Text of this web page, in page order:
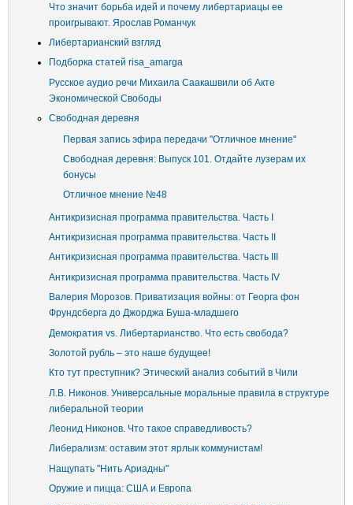
Что значит борьба идей и почему либертариацы ее
проигрывают. Ярослав Романчук
Либертарианский взгляд
Подборка статей risa_amarga
Русское аудио речи Михаила Саакашвили об Акте
Экономической Свободы
Свободная деревня
Первая запись эфира передачи "Отличное мнение"
Свободная деревня: Выпуск 101. Отдайте лузерам их
бонусы
Отличное мнение №48
Антикризисная программа правительства. Часть I
Антикризисная программа правительства. Часть II
Антикризисная программа правительства. Часть III
Антикризисная программа правительства. Часть IV
Валерия Морозов. Приватизация войны: от Георга фон
Фрундсберга до Джорджа Буша-младшего
Демократия vs. Либертарианство. Что есть свобода?
Золотой рубль – это наше будущее!
Кто тут преступник? Этический анализ событий в Чили
Л.В. Никонов. Универсальные моральные правила в структуре
либеральной теории
Леонид Никонов. Что такое справедливость?
Либерализм: оставим этот ярлык коммунистам!
Нащупать "Нить Ариадны"
Оружие и пицца: США и Европа